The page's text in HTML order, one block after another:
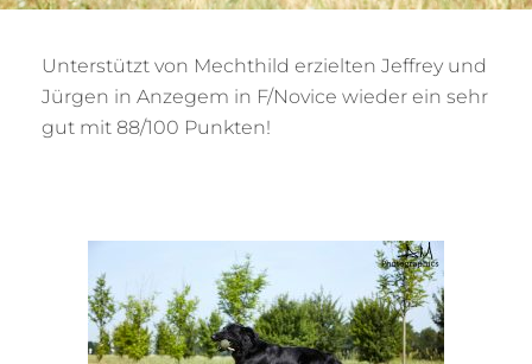
Unterstützt von Mechthild erzielten Jeffrey und
Jürgen in Anzegem in F/Novice wieder ein sehr
gut mit 88/100 Punkten!